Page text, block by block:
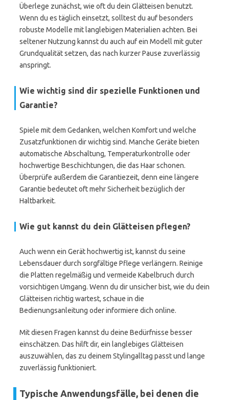
Überlege zunächst, wie oft du dein Glätteisen benutzt.
Wenn du es täglich einsetzt, solltest du auf besonders
robuste Modelle mit langlebigen Materialien achten. Bei
seltener Nutzung kannst du auch auf ein Modell mit guter
Grundqualität setzen, das nach kurzer Pause zuverlässig
anspringt.
Wie wichtig sind dir spezielle Funktionen und
Garantie?
Spiele mit dem Gedanken, welchen Komfort und welche
Zusatzfunktionen dir wichtig sind. Manche Geräte bieten
automatische Abschaltung, Temperaturkontrolle oder
hochwertige Beschichtungen, die das Haar schonen.
Überprüfe außerdem die Garantiezeit, denn eine längere
Garantie bedeutet oft mehr Sicherheit bezüglich der
Haltbarkeit.
Wie gut kannst du dein Glätteisen pflegen?
Auch wenn ein Gerät hochwertig ist, kannst du seine
Lebensdauer durch sorgfältige Pflege verlängern. Reinige
die Platten regelmäßig und vermeide Kabelbruch durch
vorsichtigen Umgang. Wenn du dir unsicher bist, wie du dein
Glätteisen richtig wartest, schaue in die
Bedienungsanleitung oder informiere dich online.
Mit diesen Fragen kannst du deine Bedürfnisse besser
einschätzen. Das hilft dir, ein langlebiges Glätteisen
auszuwählen, das zu deinem Stylingalltag passt und lange
zuverlässig funktioniert.
Typische Anwendungsfälle, bei denen die